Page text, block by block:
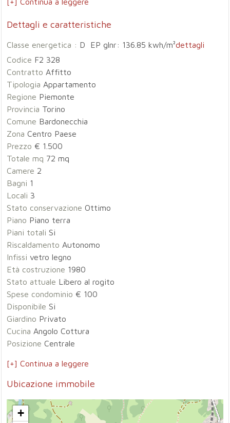
Dettagli e caratteristiche
Classe energetica : D EP glnr: 136.85 kwh/m²dettagli
Codice F2 328
Contratto Affitto
Tipologia Appartamento
Regione Piemonte
Provincia Torino
Comune Bardonecchia
Zona Centro Paese
Prezzo € 1.500
Totale mq 72 mq
Camere 2
Bagni 1
Locali 3
Stato conservazione Ottimo
Piano Piano terra
Piani totali Si
Riscaldamento Autonomo
Infissi vetro legno
Età costruzione 1980
Stato attuale Libero al rogito
Spese condominio € 100
Disponibile Si
Giardino Privato
Cucina Angolo Cottura
Posizione Centrale
[+] Continua a leggere
Ubicazione immobile
+